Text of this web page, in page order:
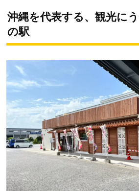
沖縄を代表する、観光に
の駅